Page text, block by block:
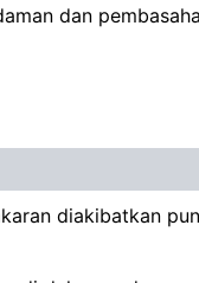
dan
diakibatkan